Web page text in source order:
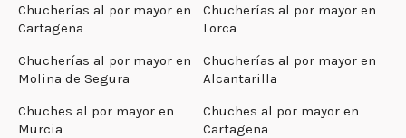
Chucherías al por mayor en
Cartagena
Chucherías al por mayor en
Lorca
Chucherías al por mayor en
Molina de Segura
Chucherías al por mayor en
Alcantarilla
Chuches al por mayor en
Murcia
Chuches al por mayor en
Cartagena